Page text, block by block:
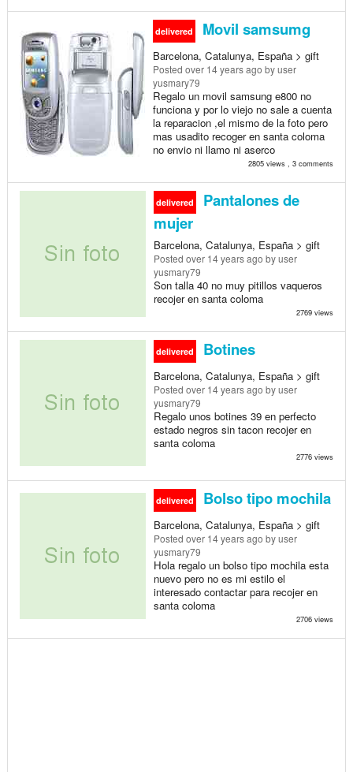
delivered Movil samsumg
Barcelona, Catalunya, España > gift
Posted over 14 years ago by user
yusmary79
Regalo un movil samsung e800 no
funciona y por lo viejo no sale a cuenta
la reparacion ,el mismo de la foto pero
mas usadito recoger en santa coloma
no envio ni llamo ni aserco
2805 views , 3 comments
delivered
Pantalones de
mujer
Barcelona, Catalunya, España > gift
Posted over 14 years ago by user
yusmary79
Son talla 40 no muy pitillos vaqueros
recojer en santa coloma
2769 views
delivered Botines
Barcelona, Catalunya, España > gift
Posted over 14 years ago by user
yusmary79
Regalo unos botines 39 en perfecto
estado negros sin tacon recojer en
santa coloma
2776 views
delivered Bolso tipo mochila
Barcelona, Catalunya, España > gift
Posted over 14 years ago by user
yusmary79
Hola regalo un bolso tipo mochila esta
nuevo pero no es mi estilo el
interesado contactar para recojer en
santa coloma
2706 views